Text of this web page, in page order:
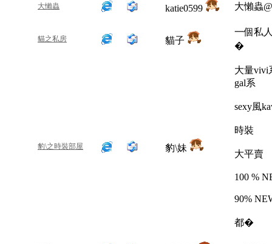
大懶蟲 katie0599 大懶蟲
貓之私房 貓子
一個私
�
豹\之時裝部屋 豹\妹
大量vivi
gal系
sexy風
時裝
大平賣
100 %
90%
都�